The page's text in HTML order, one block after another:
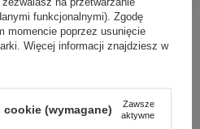
również
funkcjonalnymi). Zgodę
momencie poprzez usunięcie
Więcej informacji znajdziesz w
(wymagane)
Zawsze
aktywne